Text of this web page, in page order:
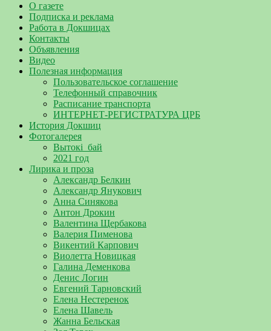
О газете
Подписка и реклама
Работа в Докшицах
Контакты
Объявления
Видео
Полезная информация
Пользовательское соглашение
Телефонный справочник
Расписание транспорта
ИНТЕРНЕТ-РЕГИСТРАТУРА ЦРБ
История Докшиц
Фотогалерея
Вытокі_бай
2021 год
Лирика и проза
Александр Белкин
Александр Янукович
Анна Синякова
Антон Дрокин
Валентина Щербакова
Валерия Пименова
Викентий Карпович
Виолетта Новицкая
Галина Деменкова
Денис Логин
Евгений Тарновский
Елена Нестеренок
Елена Шавель
Жанна Бельская